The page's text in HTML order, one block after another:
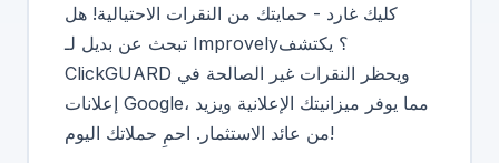
كليك غارد - حمايتك من النقرات الاحتيالية! هل
تبحث عن بديل لـ Improvely؟ يكتشف
ClickGUARD ويحظر النقرات غير الصالحة في
إعلانات Google، مما يوفر ميزانيتك الإعلانية ويزيد
من عائد الاستثمار. احمِ حملاتك اليوم!